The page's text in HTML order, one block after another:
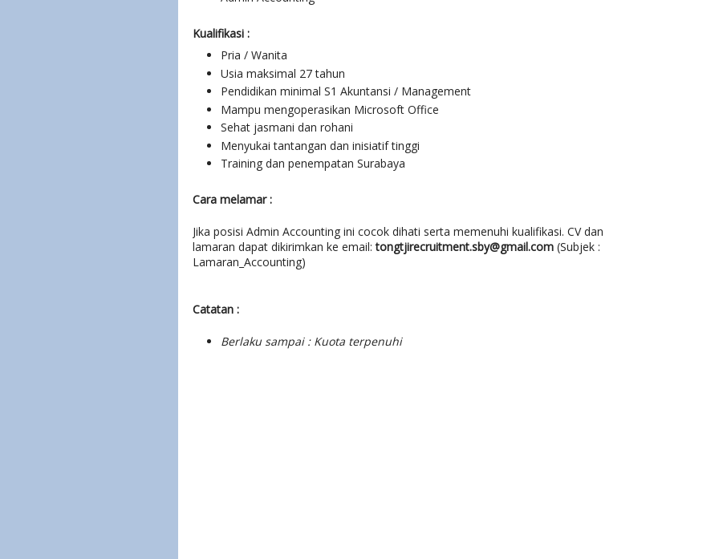
Kualifikasi :
Pria / Wanita
Usia maksimal 27 tahun
Pendidikan minimal S1 Akuntansi / Management
Mampu mengoperasikan Microsoft Office
Sehat jasmani dan rohani
Menyukai tantangan dan inisiatif tinggi
Training dan penempatan Surabaya
Cara melamar :
Jika posisi Admin Accounting ini cocok dihati serta memenuhi kualifikasi. CV dan
lamaran dapat dikirimkan ke email:tongtjirecruitment.sby@gmail.com (Subjek :
Lamaran_Accounting)
Catatan :
Berlaku sampai : Kuota terpenuhi